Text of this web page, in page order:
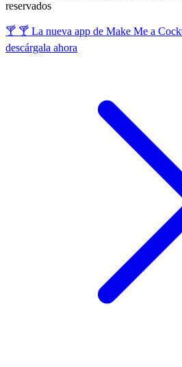
reservados
🍸 🍸 La nueva app de Make Me a
descárgala ahora